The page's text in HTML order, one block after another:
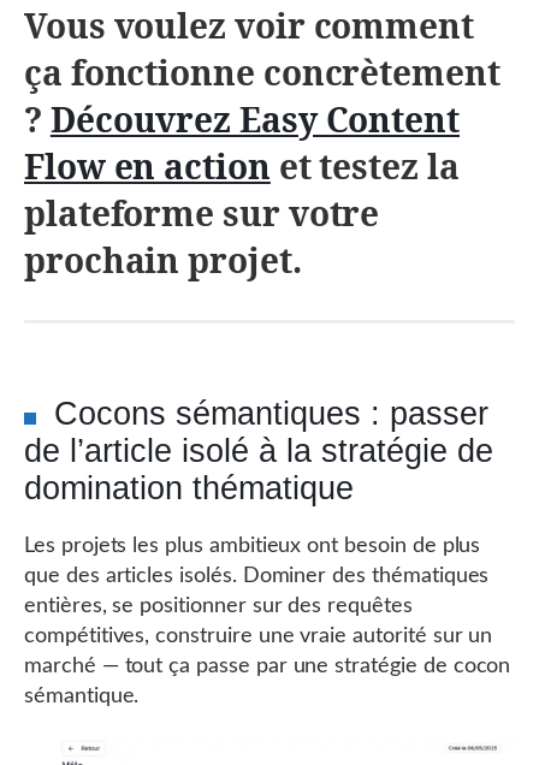
Vous voulez voir comment
ça fonctionne concrètement
? Découvrez Easy Content
Flow en action et testez la
plateforme sur votre
prochain projet.
Cocons sémantiques : passer
de l’article isolé à la stratégie de
domination thématique
Les projets les plus ambitieux ont besoin de plus
que des articles isolés. Dominer des thématiques
entières, se positionner sur des requêtes
compétitives, construire une vraie autorité sur un
marché — tout ça passe par une stratégie de cocon
sémantique.